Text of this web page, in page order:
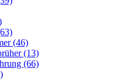
(46)
(13)
(66)